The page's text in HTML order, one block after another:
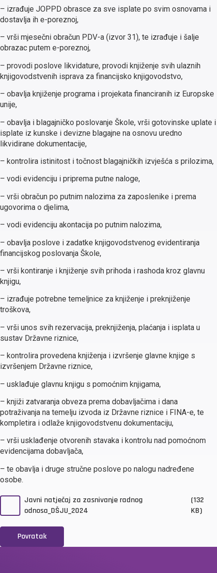
– izrađuje JOPPD obrasce za sve isplate po svim osnovama i
dostavlja ih e-poreznoj,
– vrši mjesečni obračun PDV-a (izvor 31), te izrađuje i šalje
obrazac putem e-poreznoj,
– provodi poslove likvidature, provodi knjiženje svih ulaznih
knjigovodstvenih isprava za financijsko knjigovodstvo,
– obavlja knjiženje programa i projekata financiranih iz Europske
unije,
– obavlja i blagajničko poslovanje Škole, vrši gotovinske uplate i
isplate iz kunske i devizne blagajne na osnovu uredno
likvidirane dokumentacije,
– kontrolira istinitost i točnost blagajničkih izvješća s prilozima,
– vodi evidenciju i priprema putne naloge,
– vrši obračun po putnim nalozima za zaposlenike i prema
ugovorima o djelima,
– vodi evidenciju akontacija po putnim nalozima,
– obavlja poslove i zadatke knjigovodstvenog evidentiranja
financijskog poslovanja Škole,
– vrši kontiranje i knjiženje svih prihoda i rashoda kroz glavnu
knjigu,
– izrađuje potrebne temeljnice za knjiženje i preknjiženje
troškova,
– vrši unos svih rezervacija, preknjiženja, plaćanja i isplata u
sustav Državne riznice,
– kontrolira provedena knjiženja i izvršenje glavne knjige s
izvršenjem Državne riznice,
– usklađuje glavnu knjigu s pomoćnim knjigama,
– knjiži zatvaranja obveza prema dobavljačima i dana
potraživanja na temelju izvoda iz Državne riznice i FINA-e, te
kompletira i odlaže knjigovodstvenu dokumentaciju,
– vrši usklađenje otvorenih stavaka i kontrolu nad pomoćnom
evidencijama dobavljača,
– te obavlja i druge stručne poslove po nalogu nadređene
osobe.
Javni natječaj za zasnivanje radnog
odnosa_DŠJU_2024
(132
KB)
Povratak